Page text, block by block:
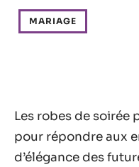
MARIAGE
Les robes de soirée
pour répondre aux
d’élégance des